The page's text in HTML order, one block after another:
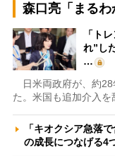
森口亮「まるわ
「ト
れ”し
…
日米両政府が、約28
た。米国も追加介入
「キオクシア急落
の成長につなげる